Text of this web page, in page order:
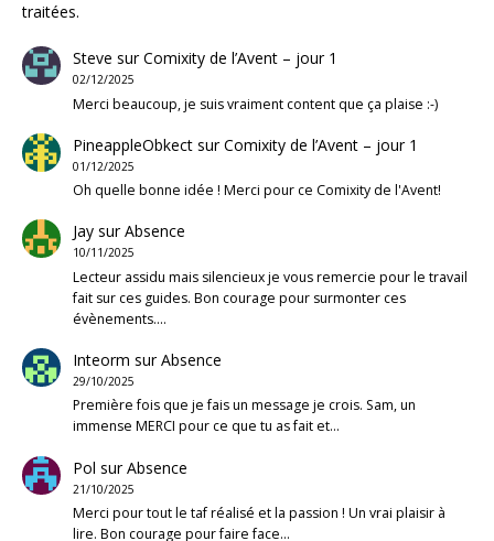
traitées.
Steve surComixity de l’Avent – jour 1
02/12/2025
Merci beaucoup, je suis vraiment content que ça plaise :-)
PineappleObkectsurComixity de l’Avent – jour 1
01/12/2025
Oh quelle bonne idée ! Merci pour ce Comixity de l'Avent!
JaysurAbsence
10/11/2025
Lecteur assidu mais silencieux je vous remercie pour le travail
fait sur ces guides. Bon courage pour surmonter ces
évènements.…
Inteorm surAbsence
29/10/2025
Première fois que je fais un message je crois. Sam, un
immense MERCI pour ce que tu as fait et…
Pol surAbsence
21/10/2025
Merci pour tout le taf réalisé et la passion ! Un vrai plaisir à
lire. Bon courage pour faire face…